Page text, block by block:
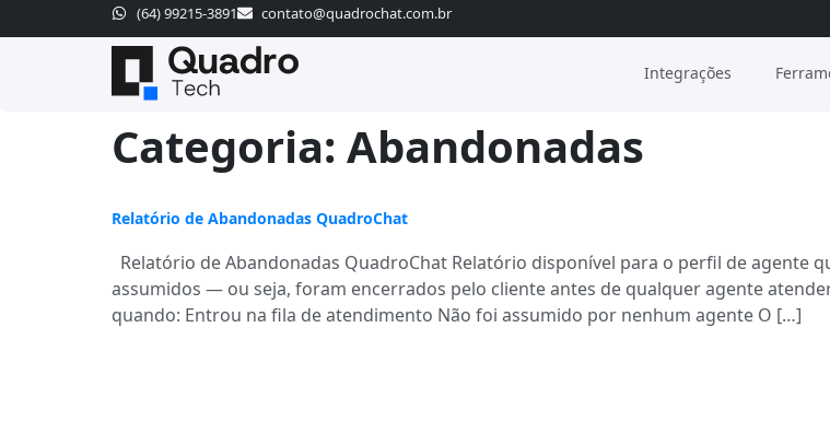
(64) 99215-3891 contato@quadrochat.com.br
Integrações
Categoria: Abandonadas
Relatório de Abandonadas QuadroChat
Relatório de Abandonadas QuadroChat Relatório disponível para o perfil de agente
assumidos — ou seja, foram encerrados pelo cliente antes de qualquer agente
quando: Entrou na fila de atendimento Não foi assumido por nenhum agente O […]